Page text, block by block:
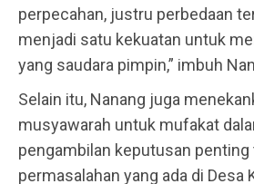
perpecahan, justru perbedaan
menjadi satu kekuatan untuk
yang saudara pimpin,” imbuh
Selain itu, Nanang juga
musyawarah untuk mufakat
pengambilan keputusan penting
permasalahan yang ada di Desa